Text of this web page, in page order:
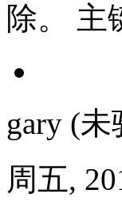
除。 主
gary (未
周五,